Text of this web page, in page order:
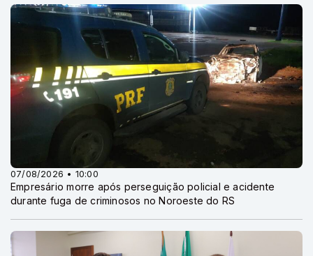
07/08/2026 • 10:00
Empresário morre após perseguição policial e acidente
durante fuga de criminosos no Noroeste do RS